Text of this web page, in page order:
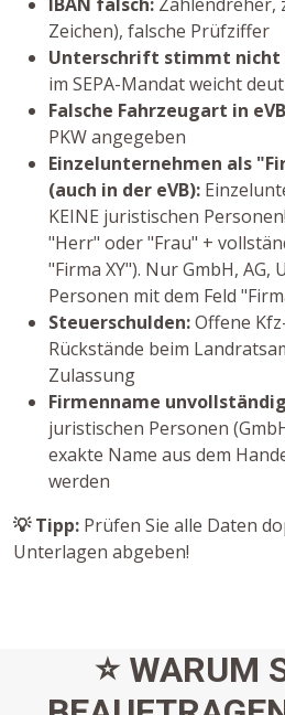
Zeichen), falsche Prüfziffer
Unterschrift stimmt nicht
im SEPA-Mandat weicht
Falsche Fahrzeugart in
PKW angegeben
Einzelunternehmen als
(auch in der eVB):
KEINE juristischen
"Herr" oder "Frau" +
"Firma XY"). Nur GmbH, AG,
Personen mit dem Feld
Steuerschulden:Offene
Rückstände beim
Zulassung
Firmenname
juristischen Personen
exakte Name aus dem
werden
💡 Tipp: Prüfen Sie alle Daten
Unterlagen abgeben!
⭐ WARUM